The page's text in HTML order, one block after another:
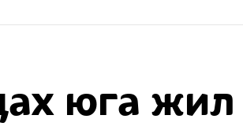
юга жил